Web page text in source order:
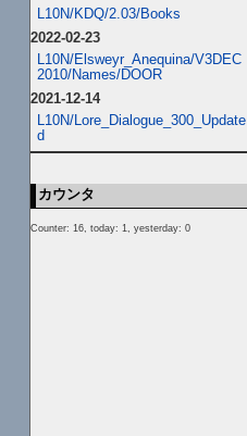
L10N/KDQ/2.03/Books
2022-02-23
L10N/Elsweyr_Anequina/V3DEC
2010/Names/DOOR
2021-12-14
L10N/Lore_Dialogue_300_Update
d
カウンタ
Counter: 16, today: 1, yesterday: 0